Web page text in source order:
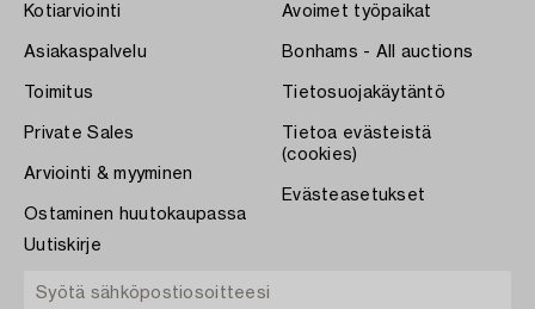
Kotiarviointi
Asiakaspalvelu
Toimitus
Private Sales
Arviointi & myyminen
Ostaminen huutokaupassa
Avoimet työpaikat
Bonhams - All auctions
Tietosuojakäytäntö
Tietoa evästeistä
(cookies)
Evästeasetukset
Uutiskirje